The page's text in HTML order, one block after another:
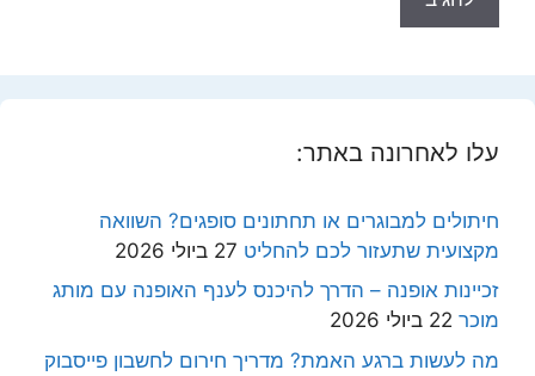
עלו לאחרונה באתר:
חיתולים למבוגרים או תחתונים סופגים? השוואה
מקצועית שתעזור לכם להחליט 27 ביולי 2026
זכיינות אופנה – הדרך להיכנס לענף האופנה עם מותג
מוכר 22 ביולי 2026
מה לעשות ברגע האמת? מדריך חירום לחשבון פייסבוק